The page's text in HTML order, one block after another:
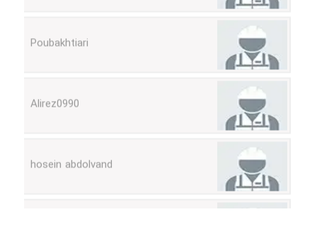
Alirez0990
hosein abdolvand
Kati